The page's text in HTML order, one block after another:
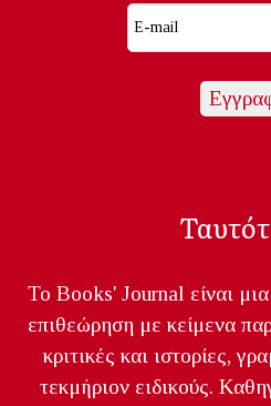
Το Books' Journal είναι
επιθεώρηση με κείμενα
κριτικές και ιστορίες,
τεκμήριον ειδικούς.